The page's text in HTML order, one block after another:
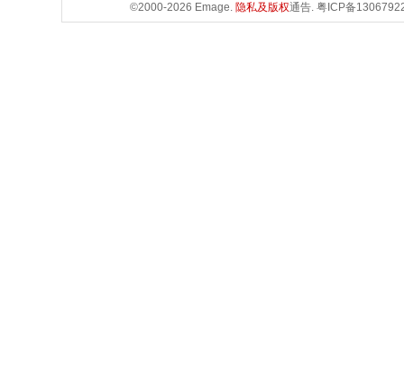
©2000-2026 Emage. 隐私及版权通告. 粤ICP备